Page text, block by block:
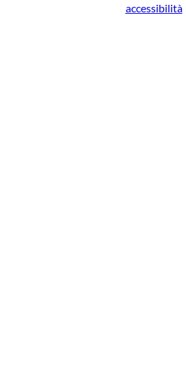
accessibilità